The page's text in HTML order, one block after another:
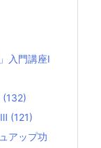
入門講座Ⅰ
(132)
(121)
アップ功